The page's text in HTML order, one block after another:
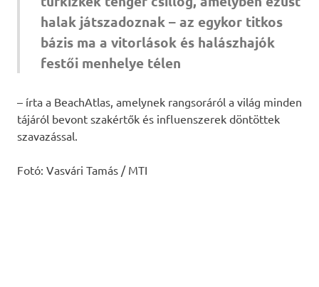
halak játszadoznak – az egykor titkos
bázis ma a vitorlások és halászhajók
festői menhelye télen
– írta a BeachAtlas, amelynek rangsoráról a világ minden
tájáról bevont szakértők és influenszerek döntöttek
szavazással.
Fotó: Vasvári Tamás / MTI